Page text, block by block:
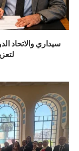
سيداري والاتحاد